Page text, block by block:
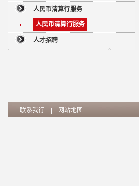
人民币清算行服务
人民币清算行服务
人才招聘
联系我行 网站地图